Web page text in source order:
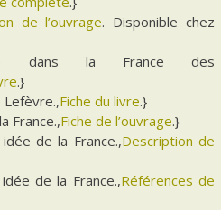
de l’ouvrage. Disponible chez
dans la France des
.}
Fiche du livre.}
France.,Fiche de l’ouvrage.}
de la France.,Description de
de la France.,Références de